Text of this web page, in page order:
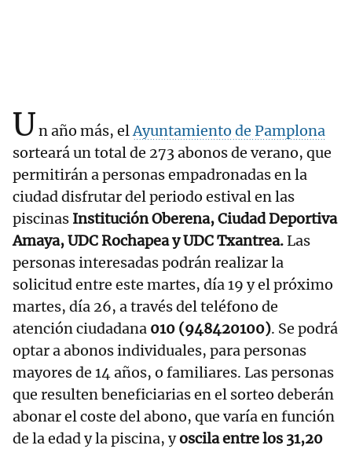
Un año más, elAyuntamiento de Pamplona
sorteará un total de 273 abonos de verano, que
permitirán a personas empadronadas en la
ciudad disfrutar del periodo estival en las
piscinas Institución Oberena, Ciudad Deportiva
Amaya, UDC Rochapea y UDC Txantrea.Las
personas interesadas podrán realizar la
solicitud entre este martes, día 19 y el próximo
martes, día 26, a través del teléfono de
atención ciudadana 010 (948420100). Se podrá
optar a abonos individuales, para personas
mayores de 14 años, o familiares. Las personas
que resulten beneficiarias en el sorteo deberán
abonar el coste del abono, que varía en función
de la edad y la piscina, yoscila entre los 31,20